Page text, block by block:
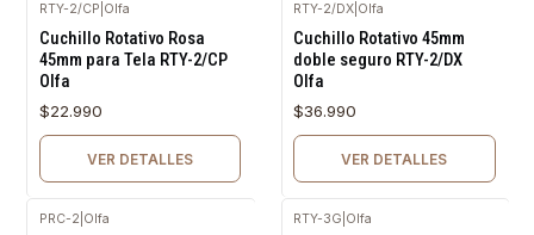
RTY-2/CP Olfa
Cuchillo Rotativo Rosa
45mm para Tela RTY-2/CP
Olfa
$22.990
VER DETALLES
RTY-2/DX Olfa
Cuchillo Rotativo 45mm
doble seguro RTY-2/DX
Olfa
$36.990
VER DETALLES
PRC-2 Olfa RTY-3G Olfa